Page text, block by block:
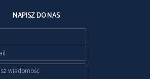
NAPISZ DO NAS